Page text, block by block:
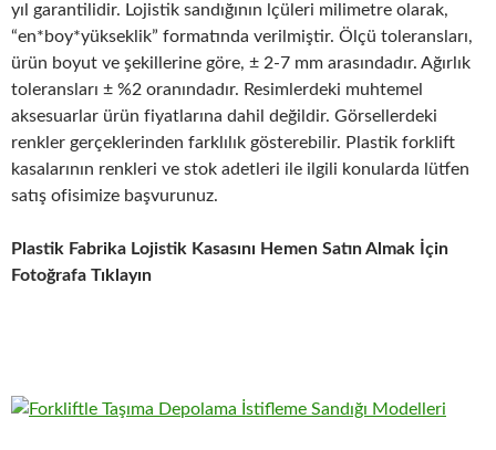
yıl garantilidir. Lojistik sandığının lçüleri milimetre olarak,
“en*boy*yükseklik” formatında verilmiştir. Ölçü toleransları,
ürün boyut ve şekillerine göre, ± 2-7 mm arasındadır. Ağırlık
toleransları ± %2 oranındadır. Resimlerdeki muhtemel
aksesuarlar ürün fiyatlarına dahil değildir. Görsellerdeki
renkler gerçeklerinden farklılık gösterebilir. Plastik forklift
kasalarının renkleri ve stok adetleri ile ilgili konularda lütfen
satış ofisimize başvurunuz.
Plastik Fabrika Lojistik Kasasını Hemen Satın Almak İçin
Fotoğrafa Tıklayın